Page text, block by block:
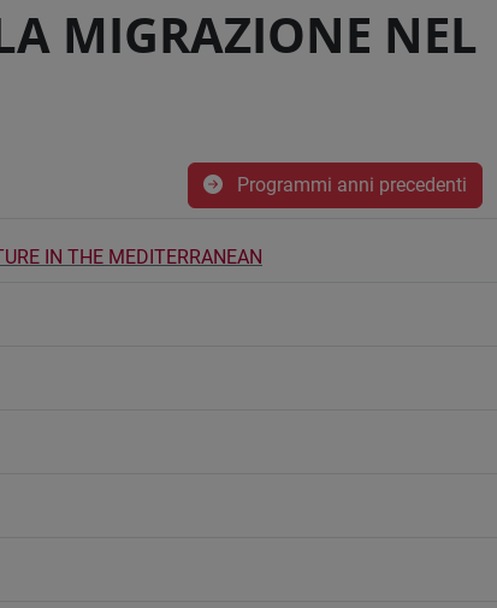
MIGRAZIONE NEL
Programmi anni precedenti
IN THE MEDITERRANEAN